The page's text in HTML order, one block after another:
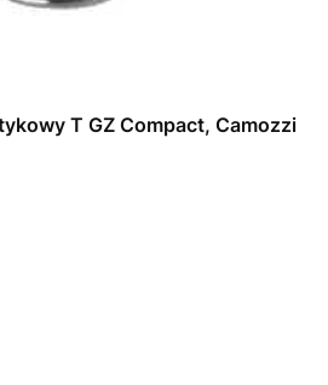
T GZ Compact, Camozzi